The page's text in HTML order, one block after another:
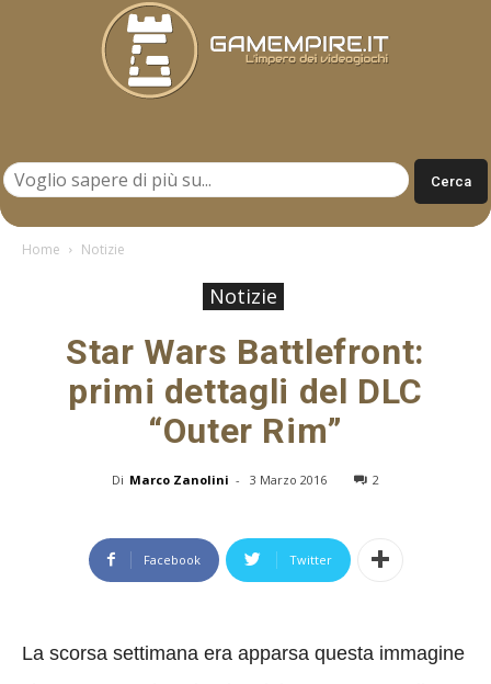
Home Notizie
Notizie
Star Wars Battlefront:
primi dettagli del DLC
“Outer Rim”
Di Marco Zanolini - 3 Marzo 2016 2
Facebook Twitter
La scorsa settimana era apparsa questa immagine